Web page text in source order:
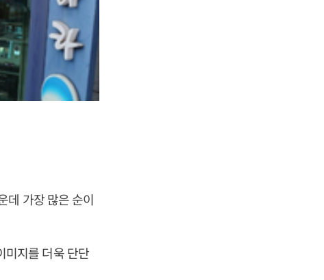
데 가장 많은 순이
미지를 더욱 단단